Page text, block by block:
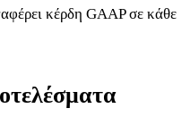
κέρδη GAAP σε κάθε